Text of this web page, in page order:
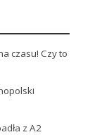
czasu! Czy to
z A2